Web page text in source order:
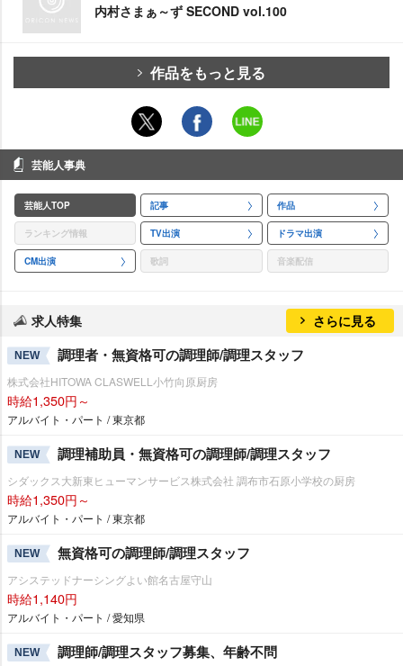
内村さまぁ～ず SECOND vol.100
作品をもっと見る
芸能人事典
芸能人TOP 記事 作品
ランキング情報 TV出演 ドラマ出演
CM出演 歌詞 音楽配信
求人特集 さらに見る
NEW 調理者・無資格可の調理師/調理スタッフ
株式会社HITOWA CLASWELL小竹向原厨房
時給1,350円～
アルバイト・パート / 東京都
NEW 調理補助員・無資格可の調理師/調理スタッフ
シダックス大新東ヒューマンサービス株式会社 調布市石原小学校の厨房
時給1,350円～
アルバイト・パート / 東京都
NEW 無資格可の調理師/調理スタッフ
アシステッドナーシングよい館名古屋守山
時給1,140円
アルバイト・パート / 愛知県
NEW 調理師/調理スタッフ募集、年齢不問